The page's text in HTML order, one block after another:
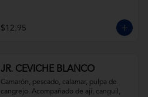
$12.95
JR. CEVICHE BLANCO
Camarón, pescado, calamar, pulpa de
cangrejo. Acompañado de ají, canguil,